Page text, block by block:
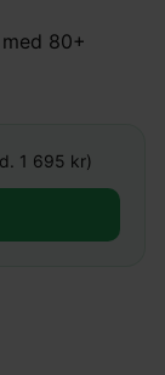
80+
1 695 kr)